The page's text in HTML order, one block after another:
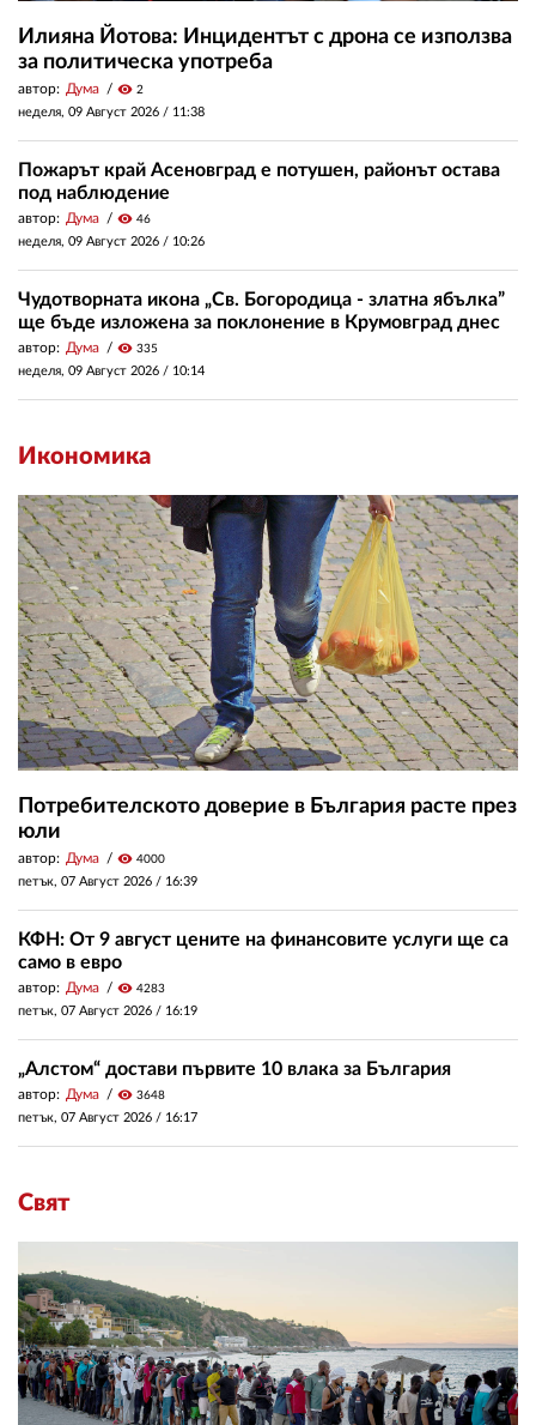
Илияна Йотова: Инцидентът с дрона се използва
за политическа употреба
автор: Дума visibility 2
неделя, 09 Август 2026 / 11:38
Пожарът край Асеновград е потушен, районът остава
под наблюдение
автор: Дума visibility 46
неделя, 09 Август 2026 / 10:26
Чудотворната икона „Св. Богородица - златна ябълка”
ще бъде изложена за поклонение в Крумовград днес
автор: Дума visibility 335
неделя, 09 Август 2026 / 10:14
Икономика
Потребителското доверие в България расте през
юли
автор: Дума visibility 4000
петък, 07 Август 2026 / 16:39
КФН: От 9 август цените на финансовите услуги ще са
само в евро
автор: Дума visibility 4283
петък, 07 Август 2026 / 16:19
„Алстом“ достави първите 10 влака за България
автор: Дума visibility 3648
петък, 07 Август 2026 / 16:17
Свят